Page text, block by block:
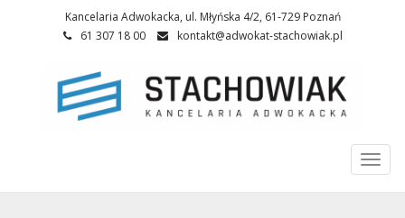
Kancelaria Adwokacka, ul. Młyńska 4/2, 61-729 Poznań
61 307 18 00
kontakt@adwokat-stachowiak.pl